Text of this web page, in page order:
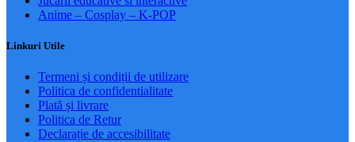
Anime – Cosplay – K‑POP
Linkuri Utile
Termeni și condiții de utilizare
Politica de confidentialitate
Plată și livrare
Politica de Retur
Declarație de accesibilitate